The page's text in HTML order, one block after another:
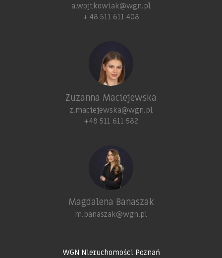
a.wojtkowiak@wgn.pl
+ 48 511 611 408
Zuzanna Maciejewska
z.maciejewska@wgn.pl
+48 511 611 582
Magdalena Banaszak
m.banaszak@wgn.pl
WGN Nieruchomości Poznań